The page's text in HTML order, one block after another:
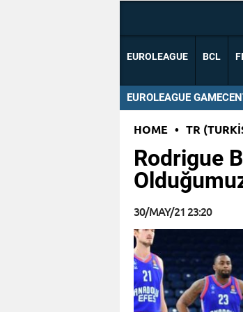
EUROLEAGUE BCL
EUROLEAGUE
HOME • TR
Rodrigue
30/MAY/21 23:20